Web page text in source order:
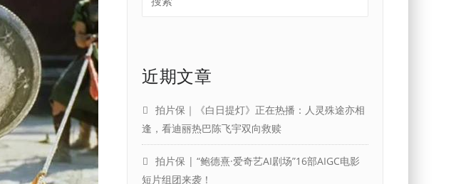
近期文章
拍片保｜《白日提灯》正在热播：人灵殊途亦相
逢，看迪丽热巴陈飞宇双向救赎
拍片保 | “鲍德熹·爱奇艺AI剧场”16部AIGC电影
短片组团来袭！